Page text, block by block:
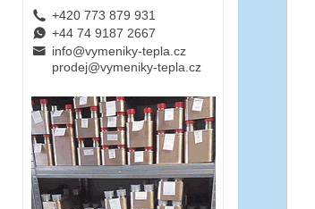
L +420 773 879 931
E +44 74 9187 2667
B info@vymeniky-tepla.cz
prodej@vymeniky-tepla.cz